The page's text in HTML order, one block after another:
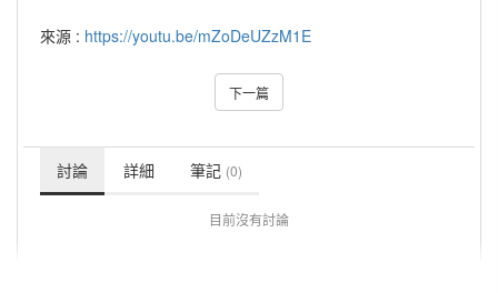
來源 : https://youtu.be/mZoDeUZzM1E
下一篇
討論 詳細 筆記 (0)
目前沒有討論